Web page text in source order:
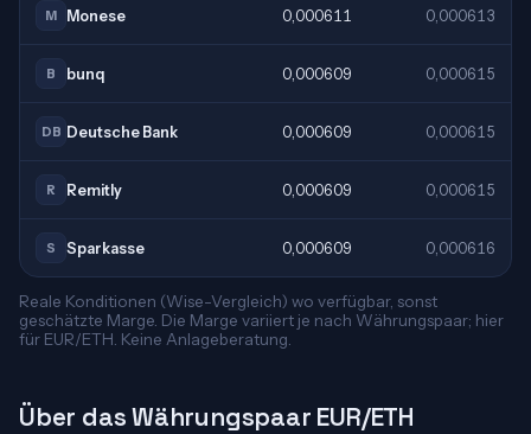
M Monese 0,000611 0,000613
B bunq 0,000609 0,000615
DB Deutsche Bank 0,000609 0,000615
R Remitly 0,000609 0,000615
S Sparkasse 0,000609 0,000616
Reale Konditionen (Wise-Vergleich) wo verfügbar, sonst
geschätzte Marge. Die Marge variiert je nach Währungspaar; hier
für EUR/ETH. Keine Anlageberatung.
Über das Währungspaar EUR/ETH